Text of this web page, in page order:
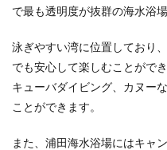
で最も透明度が抜群の海水浴
泳ぎやすい湾に位置しており
でも安心して楽しむことがで
キューバダイビング、カヌー
ことができます​。
また、浦田海水浴場にはキャ